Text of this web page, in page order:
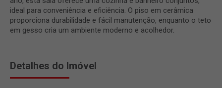
ideal para conveniência e eficiência. O piso em cerâmica
proporciona durabilidade e fácil manutenção, enquanto o teto
em gesso cria um ambiente moderno e acolhedor.
Detalhes do Imóvel